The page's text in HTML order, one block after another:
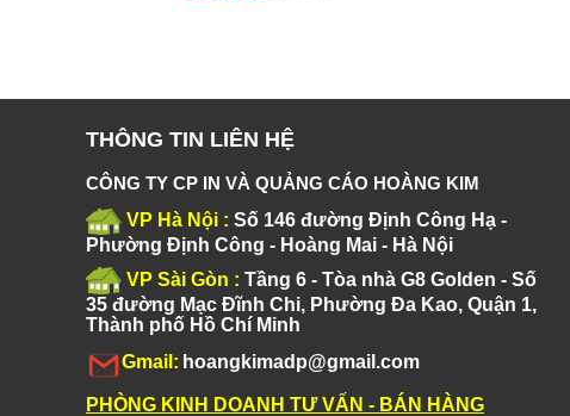
THÔNG TIN LIÊN HỆ
CÔNG TY CP IN VÀ QUẢNG CÁO HOÀNG KIM
VP Hà Nội : Số 146 đường Định Công Hạ -
Phường Định Công - Hoàng Mai - Hà Nội
VP Sài Gòn : Tầng 6 - Tòa nhà G8 Golden - Số
35 đường Mạc Đĩnh Chi, Phường Đa Kao, Quận 1,
Thành phố Hồ Chí Minh
Gmail: hoangkimadp@gmail.com
PHÒNG KINH DOANH TƯ VẤN - BÁN HÀNG